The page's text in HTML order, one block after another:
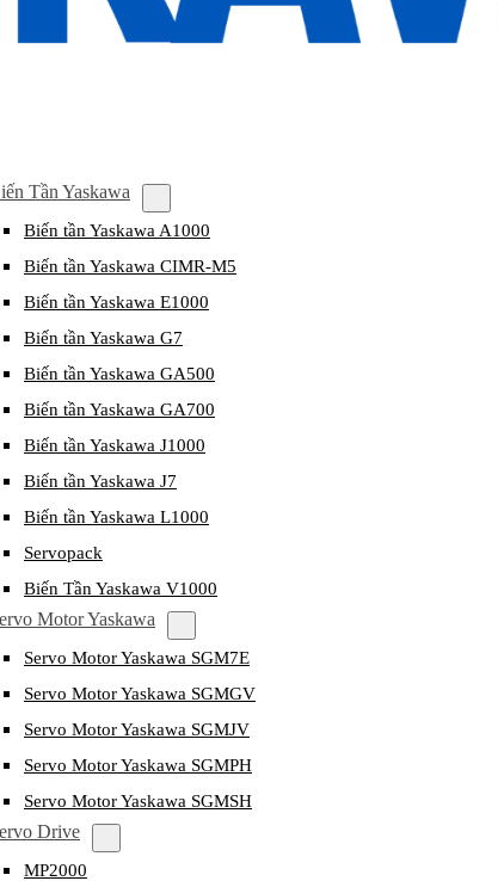
Tần Yaskawa
Biến tần Yaskawa A1000
Biến tần Yaskawa CIMR-M5
Biến tần Yaskawa E1000
Biến tần Yaskawa G7
Biến tần Yaskawa GA500
Biến tần Yaskawa GA700
Biến tần Yaskawa J1000
Biến tần Yaskawa J7
Biến tần Yaskawa L1000
Servopack
Biến Tần Yaskawa V1000
Motor Yaskawa
Servo Motor Yaskawa SGM7E
Servo Motor Yaskawa SGMGV
Servo Motor Yaskawa SGMJV
Servo Motor Yaskawa SGMPH
Servo Motor Yaskawa SGMSH
Drive
MP2000